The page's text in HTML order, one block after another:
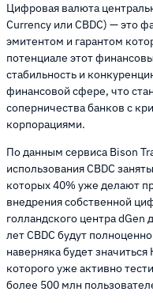
Цифровая валюта
Currency или CBDC) — это
эмитентом и гарантом
потенциале этот
стабильность и
финансовой сфере, что
соперничества банков с
корпорациями.
По данным сервиса Bison
использования CBDC
которых 40% уже делают
внедрения собственной
голландского центра
лет CBDC будут
наверняка будет
которого уже активно
более 500 млн